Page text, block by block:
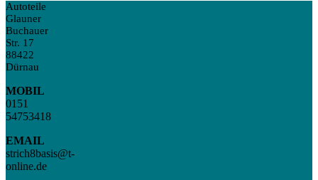
Autoteile
Glauner
Buchauer
Str. 17
88422
Dürnau
MOBIL
0151
54753418
EMAIL
strich8basis@t-
online.de